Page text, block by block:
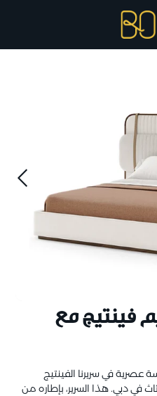
فينتيج مع
عصرية في سريرنا الفينتيج
في دبي. هذا السرير، بإطاره من